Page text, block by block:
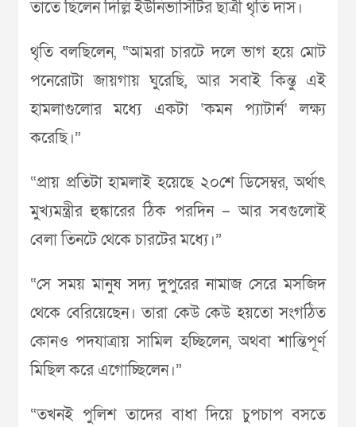
তাতে ছিলেন দিল্লি ইউনিভার্সিটির ছাত্রী থৃতি দাস।
থৃতি বলছিলেন, “আমরা চারটে দলে ভাগ হয়ে মোট
পনেরোটা জায়গায় ঘুরেছি, আর সবাই কিন্তু এই
হামলাগুলোর মধ্যে একটা ‘কমন প্যাটার্ন’ লক্ষ্য
করেছি।”
“প্রায় প্রতিটা হামলাই হয়েছে ২০শে ডিসেম্বর, অর্থাৎ
মুখ্যমন্ত্রীর হুঙ্কারের ঠিক পরদিন – আর সবগুলোই
বেলা তিনটে থেকে চারটের মধ্যে।”
“সে সময় মানুষ সদ্য দুপুরের নামাজ সেরে মসজিদ
থেকে বেরিয়েছেন। তারা কেউ কেউ হয়তো সংগঠিত
কোনও পদযাত্রায় সামিল হচ্ছিলেন, অথবা শান্তিপূর্ণ
মিছিল করে এগোচ্ছিলেন।”
“তখনই পুলিশ তাদের বাধা দিয়ে চুপচাপ বসতে